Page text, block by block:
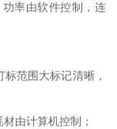
率由软件控制，连
范围大标记清晰，
材由计算机控制；